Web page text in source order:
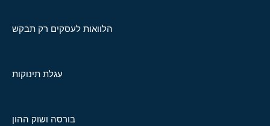
הלוואות לעסקים רק תבקש
עגלת תינוקות
בורסה ושוק ההון